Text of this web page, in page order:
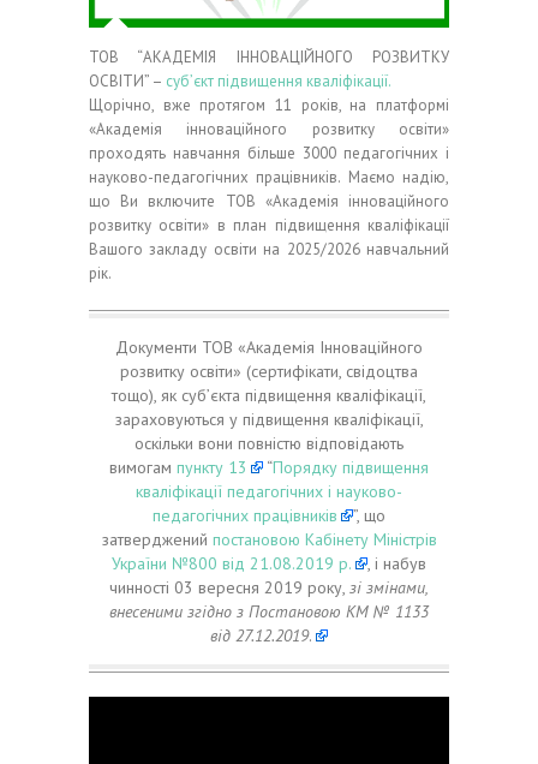
ТОВ “АКАДЕМІЯ ІННОВАЦІЙНОГО РОЗВИТКУ
ОСВІТИ” – суб’єкт підвищення кваліфікації.
Щорічно, вже протягом 11 років, на платформі
«Академія інноваційного розвитку освіти»
проходять навчання більше 3000 педагогічних і
науково-педагогічних працівників. Маємо надію,
що Ви включите ТОВ «Академія інноваційного
розвитку освіти» в план підвищення кваліфікації
Вашого закладу освіти на 2025/2026 навчальний
рік.
Документи ТОВ «Академія Інноваційного
розвитку освіти» (сертифікати, свідоцтва
тощо), як суб’єкта підвищення кваліфікації,
зараховуються у підвищення кваліфікації,
оскільки вони повністю відповідають
вимогам пункту 13 “Порядку підвищення
кваліфікації педагогічних і науково-
педагогічних працівників
”, що
затверджений постановою Кабінету Міністрів
України №800 від 21.08.2019 р.
, і набув
чинності 03 вересня 2019 року, зі змінами,
внесеними згідно з Постановою КМ № 1133
від 27.12.2019.